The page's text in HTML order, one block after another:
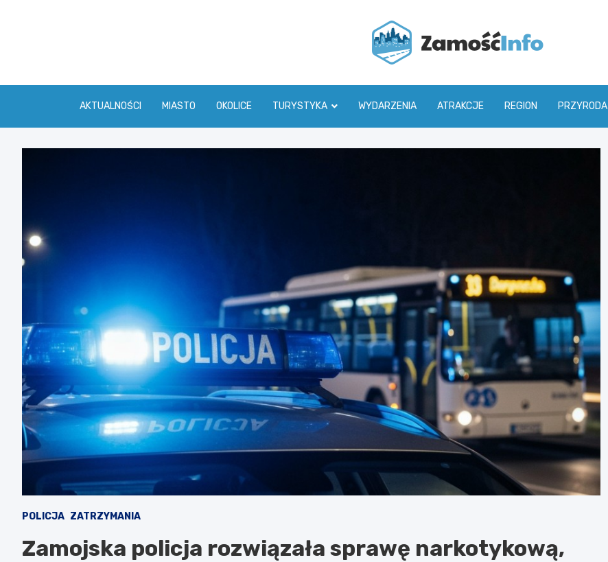
AKTUALNOŚCI MIASTO OKOLICE TURYSTYKA WYDARZENIA ATRAKCJE REGION PRZYRODA
POLICJA ZATRZYMANIA
Zamojska policja rozwiązała sprawę narkotykową,